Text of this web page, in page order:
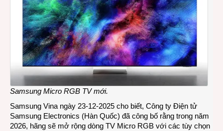
tiến
Samsung Micro RGB TV mới.
Samsung Vina ngày 23-12-2025 cho biết, Công ty Điện tử
Samsung Electronics (Hàn Quốc) đã công bố rằng trong năm
2026, hãng sẽ mở rộng dòng TV Micro RGB với các tùy chọn